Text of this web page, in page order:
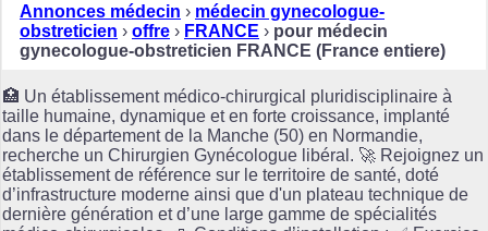
Annonces médecin › médecin gynecologue-
obstreticien › offre › FRANCE › pour médecin
gynecologue-obstreticien FRANCE (France entiere)
🏥 Un établissement médico-chirurgical pluridisciplinaire à
taille humaine, dynamique et en forte croissance, implanté
dans le département de la Manche (50) en Normandie,
recherche un Chirurgien Gynécologue libéral. 🚀 Rejoignez un
établissement de référence sur le territoire de santé, doté
d’infrastructure moderne ainsi que d'un plateau technique de
dernière génération et d’une large gamme de spécialités